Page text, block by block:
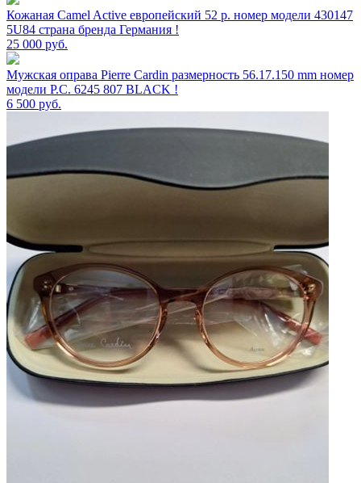
Кожаная Camel Active европейский 52 р. номер модели 430147
5U84 страна бренда Германия !
25 000 руб.
Мужская оправа Pierre Cardin размерность 56.17.150 mm номер
модели P.C. 6245 807 BLACK !
6 500 руб.